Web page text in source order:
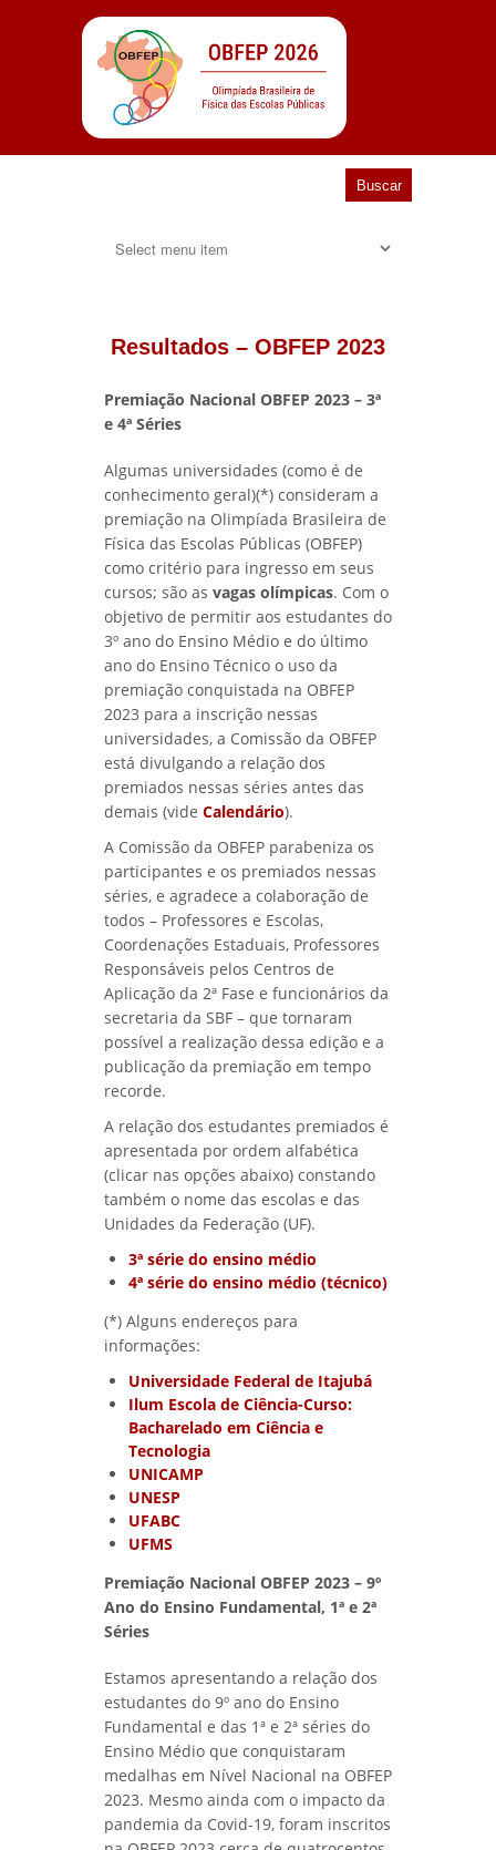
Resultados – OBFEP 2023
Premiação Nacional OBFEP 2023 – 3ª
e 4ª Séries
Algumas universidades (como é de
conhecimento geral)(*) consideram a
premiação na Olimpíada Brasileira de
Física das Escolas Públicas (OBFEP)
como critério para ingresso em seus
cursos; são as vagas olímpicas. Com o
objetivo de permitir aos estudantes do
3º ano do Ensino Médio e do último
ano do Ensino Técnico o uso da
premiação conquistada na OBFEP
2023 para a inscrição nessas
universidades, a Comissão da OBFEP
está divulgando a relação dos
premiados nessas séries antes das
demais (vide Calendário).
A Comissão da OBFEP parabeniza os
participantes e os premiados nessas
séries, e agradece a colaboração de
todos – Professores e Escolas,
Coordenações Estaduais, Professores
Responsáveis pelos Centros de
Aplicação da 2ª Fase e funcionários da
secretaria da SBF – que tornaram
possível a realização dessa edição e a
publicação da premiação em tempo
recorde.
A relação dos estudantes premiados é
apresentada por ordem alfabética
(clicar nas opções abaixo) constando
também o nome das escolas e das
Unidades da Federação (UF).
3ª série do ensino médio
4ª série do ensino médio (técnico)
(*) Alguns endereços para
informações:
Universidade Federal de Itajubá
Ilum Escola de Ciência-Curso:
Bacharelado em Ciência e
Tecnologia
UNICAMP
UNESP
UFABC
UFMS
Premiação Nacional OBFEP 2023 – 9º
Ano do Ensino Fundamental, 1ª e 2ª
Séries
Estamos apresentando a relação dos
estudantes do 9º ano do Ensino
Fundamental e das 1ª e 2ª séries do
Ensino Médio que conquistaram
medalhas em Nível Nacional na OBFEP
2023. Mesmo ainda com o impacto da
pandemia da Covid-19, foram inscritos